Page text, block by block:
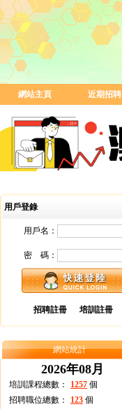
網站主頁 近期招聘
用戶登錄
用戶名：
密 碼：
招聘註冊 培訓註冊
網站統計
2026年08月
培訓課程總數： 1257 個
招聘職位總數：
123 個